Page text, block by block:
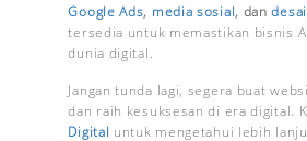
Google Ads, media sosial, dan
tersedia untuk memastikan bisnis
dunia digital.
Jangan tunda lagi, segera buat
dan raih kesuksesan di era digital.
Digital untuk mengetahui lebih